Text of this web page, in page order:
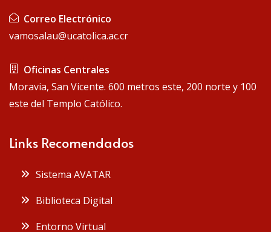
Correo Electrónico
vamosalau@ucatolica.ac.cr
Oficinas Centrales
Moravia, San Vicente. 600 metros este, 200 norte y 100
este del Templo Católico.
Links Recomendados
Sistema AVATAR
Biblioteca Digital
Entorno Virtual